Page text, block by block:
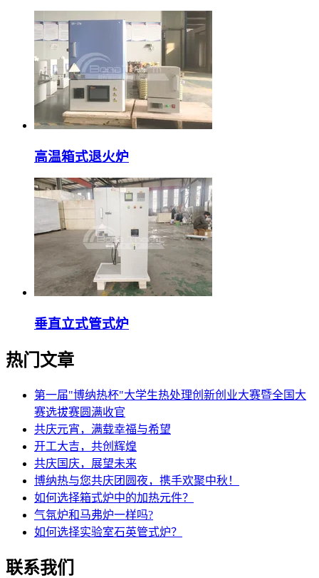
高温箱式退火炉
垂直立式管式炉
热门文章
第一届"博纳热杯"大学生热处理创新创业大赛暨全国大
赛选拔赛圆满收官
共庆元宵，满载幸福与希望
开工大吉，共创辉煌
共庆国庆，展望未来
博纳热与您共庆团圆夜，携手欢聚中秋！
如何选择箱式炉中的加热元件？
气氛炉和马弗炉一样吗?
如何选择实验室石英管式炉？
联系我们